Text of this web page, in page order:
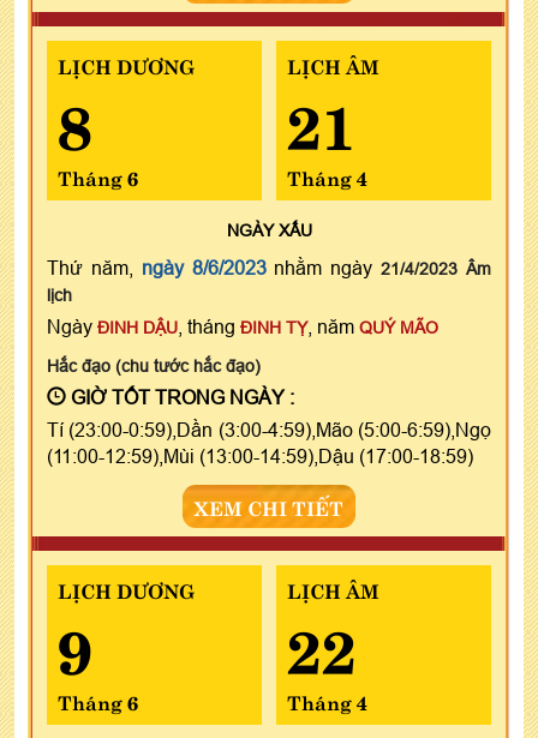
LỊCH DƯƠNG
8
Tháng 6
LỊCH ÂM
21
Tháng 4
NGÀYXẤU
Thứ năm, ngày 8/6/2023nhằm ngày21/4/2023 Âm
lịch
Ngày ĐINH DẬU , tháng ĐINH TỴ, năm QUÝ MÃO
Hắc đạo (chu tước hắc đạo)
GIỜ TỐT TRONG NGÀY :
Tí (23:00-0:59),Dần (3:00-4:59),Mão (5:00-6:59),Ngọ
(11:00-12:59),Mùi (13:00-14:59),Dậu (17:00-18:59)
XEM CHI TIẾT
LỊCH DƯƠNG
9
Tháng 6
LỊCH ÂM
22
Tháng 4